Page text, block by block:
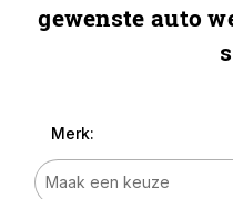
gewenste auto
Merk: